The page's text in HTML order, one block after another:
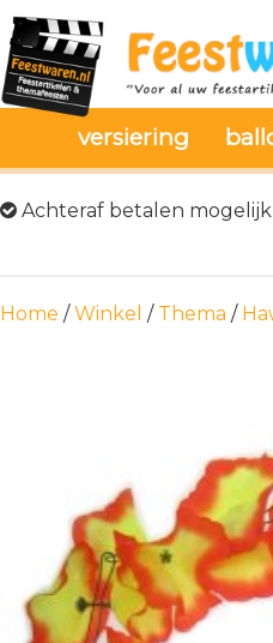
versiering
Achteraf betalen mogelijk
Home /Winkel / Thema /